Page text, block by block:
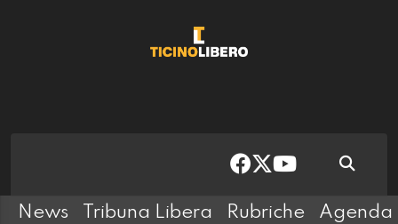
News Tribuna Libera Rubriche Agenda